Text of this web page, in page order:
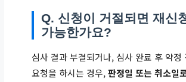
Q. 신청이 거절되면 재신
가능한가요?
심사 결과 부결되거나, 심사 완료 후 약정
요청을 하시는 경우,판정일 또는 취소일